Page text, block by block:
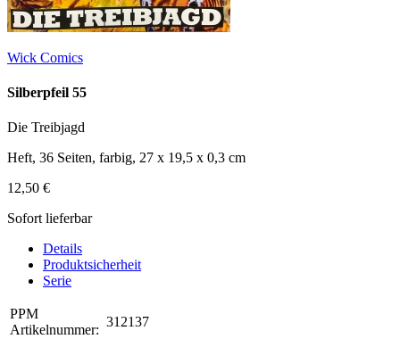
Wick Comics
Silberpfeil 55
Die Treibjagd
Heft, 36 Seiten, farbig, 27 x 19,5 x 0,3 cm
12,50 €
Sofort lieferbar
Details
Produktsicherheit
Serie
PPM
Artikelnummer:
312137